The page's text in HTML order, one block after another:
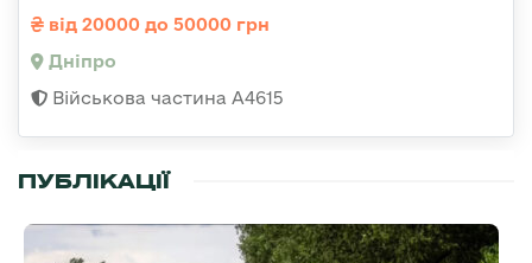
від 20000 до 50000 грн
Дніпро
Військова частина А4615
ПУБЛІКАЦІЇ